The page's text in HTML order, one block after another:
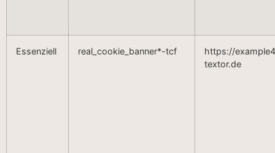
Essenziell real_cookie_banner*-tcf
https://
textor.de